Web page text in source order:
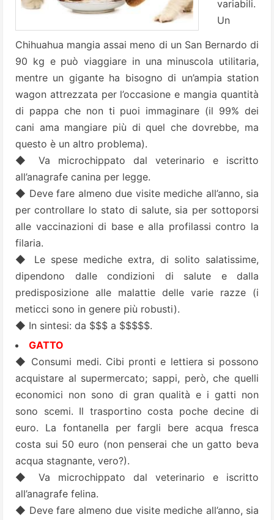
variabili.
Un
Chihuahua mangia assai meno di un San Bernardo di
90 kg e può viaggiare in una minuscola utilitaria,
mentre un gigante ha bisogno di un’ampia station
wagon attrezzata per l’occasione e mangia quantità
di pappa che non ti puoi immaginare (il 99% dei
cani ama mangiare più di quel che dovrebbe, ma
questo è un altro problema).
◆ Va microchippato dal veterinario e iscritto
all’anagrafe canina per legge.
◆ Deve fare almeno due visite mediche all’anno, sia
per controllare lo stato di salute, sia per sottoporsi
alle vaccinazioni di base e alla profilassi contro la
filaria.
◆ Le spese mediche extra, di solito salatissime,
dipendono dalle condizioni di salute e dalla
predisposizione alle malattie delle varie razze (i
meticci sono in genere più robusti).
◆ In sintesi: da $$$ a $$$$$.
GATTO
◆ Consumi medi. Cibi pronti e lettiera si possono
acquistare al supermercato; sappi, però, che quelli
economici non sono di gran qualità e i gatti non
sono scemi. Il trasportino costa poche decine di
euro. La fontanella per fargli bere acqua fresca
costa sui 50 euro (non penserai che un gatto beva
acqua stagnante, vero?).
◆ Va microchippato dal veterinario e iscritto
all’anagrafe felina.
◆ Deve fare almeno due visite mediche all’anno, sia